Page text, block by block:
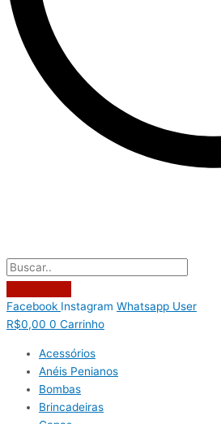
Facebook Instagram Whatsapp User
R$0,00 0 Carrinho
Acessórios
Anéis Penianos
Bombas
Brincadeiras